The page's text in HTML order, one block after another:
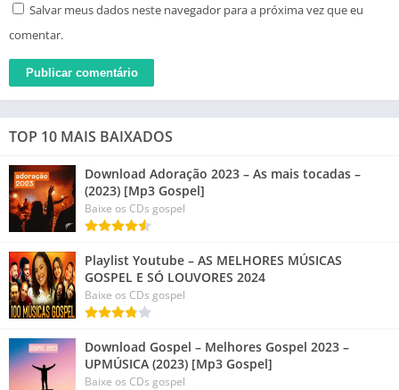
Salvar meus dados neste navegador para a próxima vez que eu
comentar.
TOP 10 MAIS BAIXADOS
Download Adoração 2023 – As mais tocadas –
(2023) [Mp3 Gospel]
Baixe os CDs gospel
Playlist Youtube – AS MELHORES MÚSICAS
GOSPEL E SÓ LOUVORES 2024
Baixe os CDs gospel
Download Gospel – Melhores Gospel 2023 –
UPMÚSICA (2023) [Mp3 Gospel]
Baixe os CDs gospel